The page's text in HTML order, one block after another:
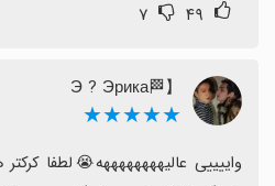
۴۹ ۷
【🏁Э ? Эрика
★★★★★